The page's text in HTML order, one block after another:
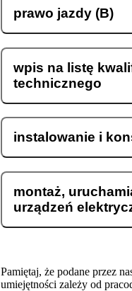
prawo jazdy (B)
wpis na listę
technicznego
instalowanie i
montaż,
urządzeń
Pamiętaj, że podane przez
umiejętności zależy od